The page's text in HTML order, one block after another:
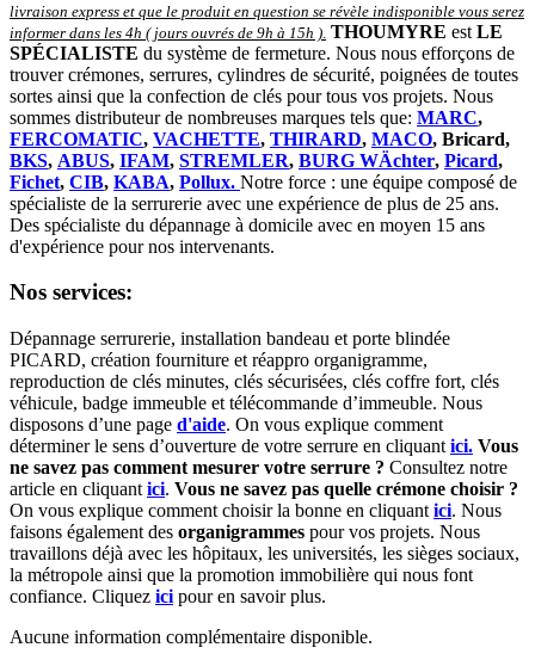
livraison express et que le produit en question se révèle indisponible vous serez
informer dans les 4h ( jours ouvrés de 9h à 15h ) THOUMYRE est LE
SPÉCIALISTE du système de fermeture. Nous nous efforçons de
trouver crémones, serrures, cylindres de sécurité, poignées de toutes
sortes ainsi que la confection de clés pour tous vos projets. Nous
sommes distributeur de nombreuses marques tels que: MARC,
FERCOMATIC, VACHETTE, THIRARD, MACO, Bricard,
BKS, ABUS, IFAM, STREMLER, BURG WÄchter, Picard,
Fichet, CIB, KABA, Pollux. Notre force : une équipe composé de
spécialiste de la serrurerie avec une expérience de plus de 25 ans.
Des spécialiste du dépannage à domicile avec en moyen 15 ans
d'expérience pour nos intervenants.
Nos services:
Dépannage serrurerie, installation bandeau et porte blindée
PICARD, création fourniture et réappro organigramme,
reproduction de clés minutes, clés sécurisées, clés coffre fort, clés
véhicule, badge immeuble et télécommande d’immeuble. Nous
disposons d’une page d'aide. On vous explique comment
déterminer le sens d’ouverture de votre serrure en cliquant ici. Vous
ne savez pas comment mesurer votre serrure ? Consultez notre
article en cliquant ici. Vous ne savez pas quelle crémone choisir ?
On vous explique comment choisir la bonne en cliquant ici. Nous
faisons également des organigrammes pour vos projets. Nous
travaillons déjà avec les hôpitaux, les universités, les sièges sociaux,
la métropole ainsi que la promotion immobilière qui nous font
confiance. Cliquez ici pour en savoir plus.
Aucune information complémentaire disponible.